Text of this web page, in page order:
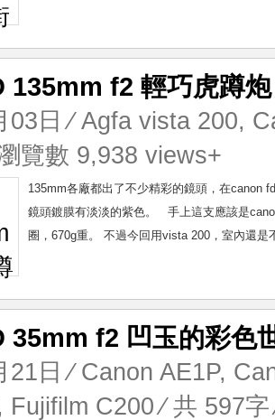
135mm f2 輕巧虎蹲炮
03日 ⁄Agfa vista 200,
覽數 9,938 views+
135mm各廠都出了不少精彩的鏡頭，在canon
鏡頭鍍膜有淡淡的紫色。 手上這支應該是
圈，670g重。 不過今回用vista 200，室內還
35mm f2 凹玉的彩色
21日 ⁄ Canon AE1P,
Fujifilm C200⁄ 共 597